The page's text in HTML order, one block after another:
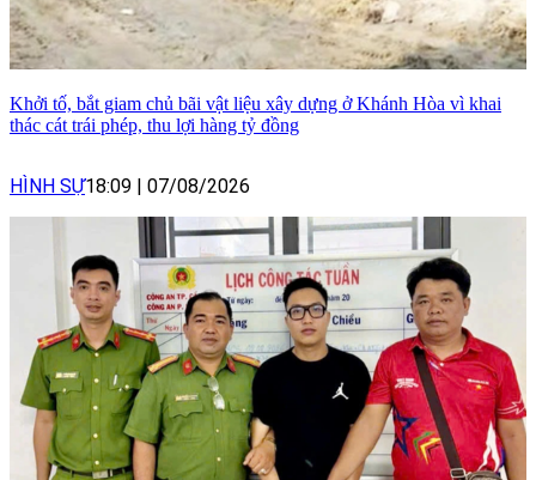
Khởi tố, bắt giam chủ bãi vật liệu xây dựng ở Khánh Hòa vì khai
thác cát trái phép, thu lợi hàng tỷ đồng
HÌNH SỰ18:09 | 07/08/2026